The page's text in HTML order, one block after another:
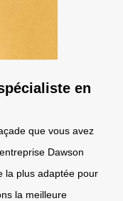
en
que vous avez
Dawson
la plus adaptée pour
la meilleure